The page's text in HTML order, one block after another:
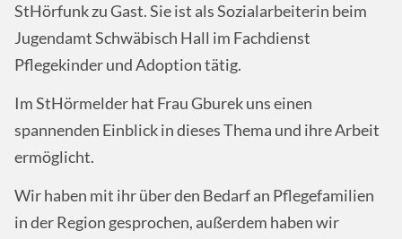
StHörfunk zu Gast. Sie ist als Sozialarbeiterin beim
Jugendamt Schwäbisch Hall im Fachdienst
Pflegekinder und Adoption tätig.
Im StHörmelder hat Frau Gburek uns einen
spannenden Einblick in dieses Thema und ihre Arbeit
ermöglicht.
Wir haben mit ihr über den Bedarf an Pflegefamilien
in der Region gesprochen, außerdem haben wir